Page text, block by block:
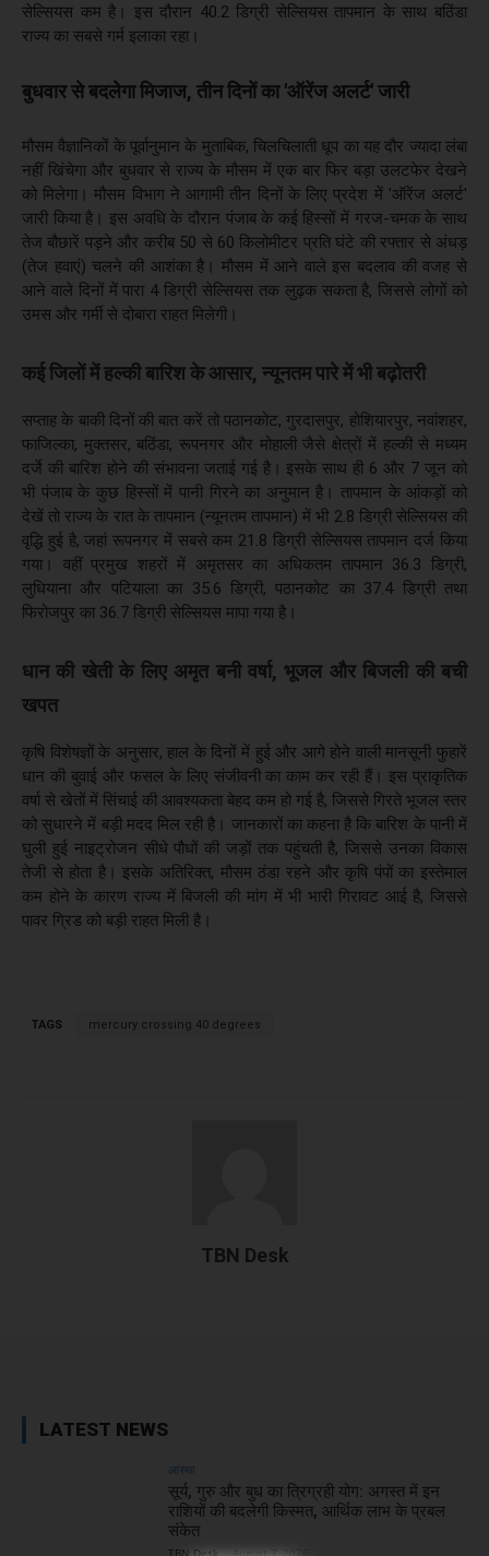
सेल्सियस कम है। इस दौरान 40.2 डिग्री सेल्सियस तापमान के साथ बठिंडा
राज्य का सबसे गर्म इलाका रहा।
बुधवार से बदलेगा मिजाज, तीन दिनों का 'ऑरेंज अलर्ट' जारी
मौसम वैज्ञानिकों के पूर्वानुमान के मुताबिक, चिलचिलाती धूप का यह दौर ज्यादा लंबा
नहीं खिंचेगा और बुधवार से राज्य के मौसम में एक बार फिर बड़ा उलटफेर देखने
को मिलेगा। मौसम विभाग ने आगामी तीन दिनों के लिए प्रदेश में 'ऑरेंज अलर्ट'
जारी किया है। इस अवधि के दौरान पंजाब के कई हिस्सों में गरज-चमक के साथ
तेज बौछारें पड़ने और करीब 50 से 60 किलोमीटर प्रति घंटे की रफ्तार से अंधड़
(तेज हवाएं) चलने की आशंका है। मौसम में आने वाले इस बदलाव की वजह से
आने वाले दिनों में पारा 4 डिग्री सेल्सियस तक लुढ़क सकता है, जिससे लोगों को
उमस और गर्मी से दोबारा राहत मिलेगी।
कई जिलों में हल्की बारिश के आसार, न्यूनतम पारे में भी बढ़ोतरी
सप्ताह के बाकी दिनों की बात करें तो पठानकोट, गुरदासपुर, होशियारपुर, नवांशहर,
फाजिल्का, मुक्तसर, बठिंडा, रूपनगर और मोहाली जैसे क्षेत्रों में हल्की से मध्यम
दर्जे की बारिश होने की संभावना जताई गई है। इसके साथ ही 6 और 7 जून को
भी पंजाब के कुछ हिस्सों में पानी गिरने का अनुमान है। तापमान के आंकड़ों को
देखें तो राज्य के रात के तापमान (न्यूनतम तापमान) में भी 2.8 डिग्री सेल्सियस की
वृद्धि हुई है, जहां रूपनगर में सबसे कम 21.8 डिग्री सेल्सियस तापमान दर्ज किया
गया। वहीं प्रमुख शहरों में अमृतसर का अधिकतम तापमान 36.3 डिग्री,
लुधियाना और पटियाला का 35.6 डिग्री, पठानकोट का 37.4 डिग्री तथा
फिरोजपुर का 36.7 डिग्री सेल्सियस मापा गया है।
धान की खेती के लिए अमृत बनी वर्षा, भूजल और बिजली की बची
खपत
कृषि विशेषज्ञों के अनुसार, हाल के दिनों में हुई और आगे होने वाली मानसूनी फुहारें
धान की बुवाई और फसल के लिए संजीवनी का काम कर रही हैं। इस प्राकृतिक
वर्षा से खेतों में सिंचाई की आवश्यकता बेहद कम हो गई है, जिससे गिरते भूजल स्तर
को सुधारने में बड़ी मदद मिल रही है। जानकारों का कहना है कि बारिश के पानी में
घुली हुई नाइट्रोजन सीधे पौधों की जड़ों तक पहुंचती है, जिससे उनका विकास
तेजी से होता है। इसके अतिरिक्त, मौसम ठंडा रहने और कृषि पंपों का इस्तेमाल
कम होने के कारण राज्य में बिजली की मांग में भी भारी गिरावट आई है, जिससे
पावर ग्रिड को बड़ी राहत मिली है।
TAGS mercury crossing 40 degrees
TBN Desk
LATEST NEWS
आस्था
सूर्य, गुरु और बुध का त्रिग्रही योग: अगस्त में इन
राशियों की बदलेगी किस्मत, आर्थिक लाभ के प्रबल
संकेत